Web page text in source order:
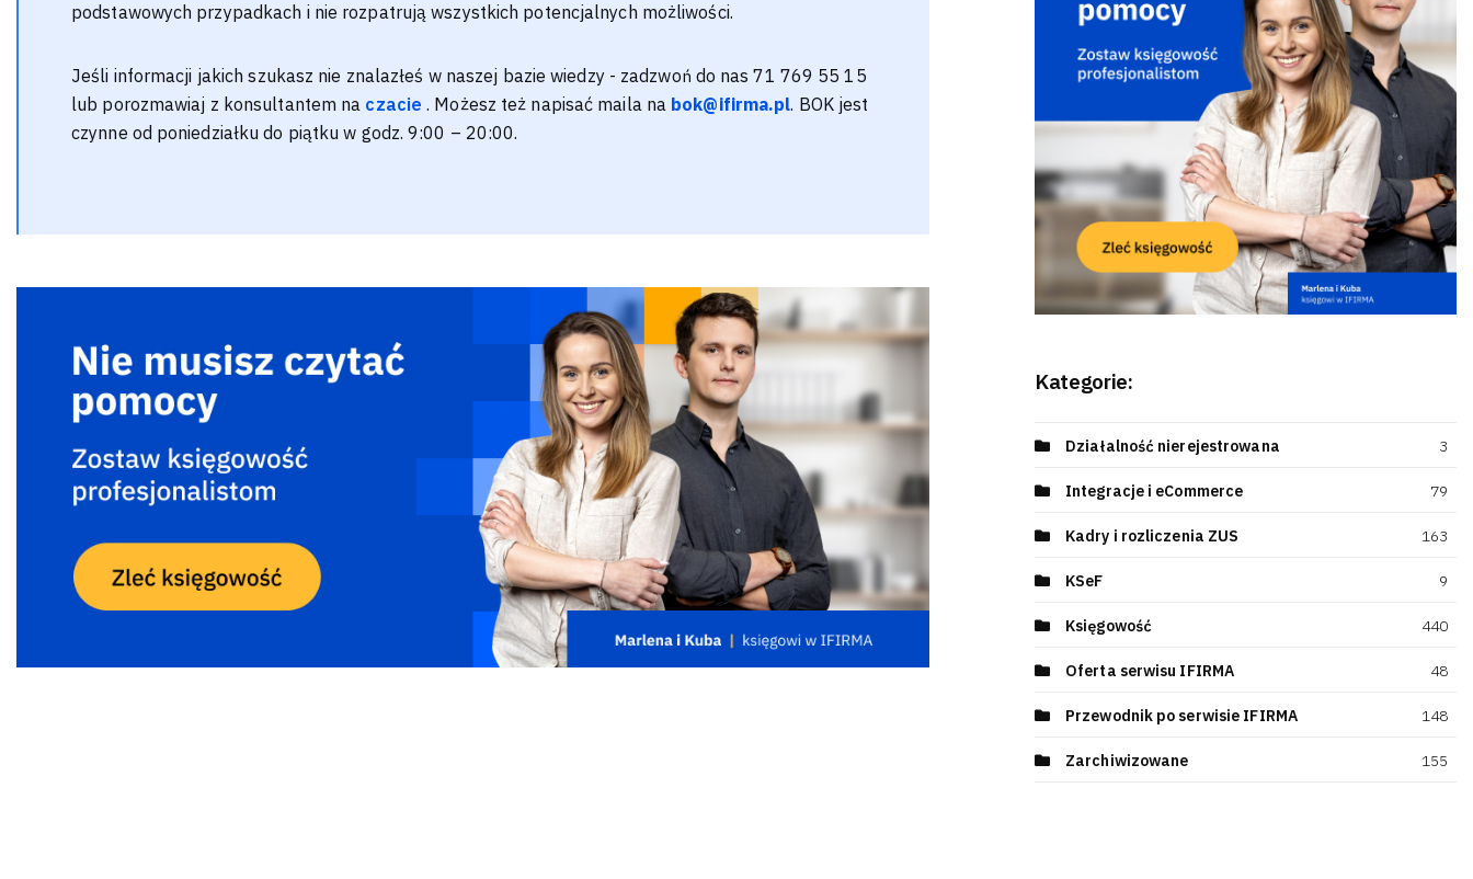
podstawowych przypadkach i nie rozpatrują wszystkich potencjalnych możliwości.
Jeśli informacji jakich szukasz nie znalazłeś w naszej bazie wiedzy - zadzwoń do nas 71 769 55 15
lub porozmawiaj z konsultantem na czacie. Możesz też napisać maila na bok@ifirma.pl. BOK jest
czynne od poniedziałku do piątku w godz. 9:00 – 20:00.
Kategorie:
Działalność nierejestrowana 3
Integracje i eCommerce 79
Kadry i rozliczenia ZUS 163
KSeF 9
Księgowość 440
Oferta serwisu IFIRMA 48
Przewodnik po serwisie IFIRMA 148
Zarchiwizowane 155